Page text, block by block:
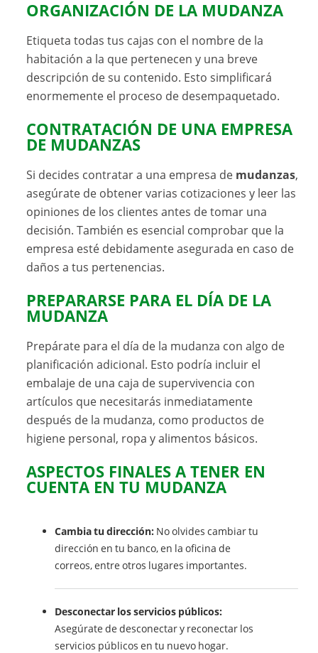
ORGANIZACIÓN DE LA MUDANZA
Etiqueta todas tus cajas con el nombre de la
habitación a la que pertenecen y una breve
descripción de su contenido. Esto simplificará
enormemente el proceso de desempaquetado.
CONTRATACIÓN DE UNA EMPRESA
DE MUDANZAS
Si decides contratar a una empresa de mudanzas,
asegúrate de obtener varias cotizaciones y leer las
opiniones de los clientes antes de tomar una
decisión. También es esencial comprobar que la
empresa esté debidamente asegurada en caso de
daños a tus pertenencias.
PREPARARSE PARA EL DÍA DE LA
MUDANZA
Prepárate para el día de la mudanza con algo de
planificación adicional. Esto podría incluir el
embalaje de una caja de supervivencia con
artículos que necesitarás inmediatamente
después de la mudanza, como productos de
higiene personal, ropa y alimentos básicos.
ASPECTOS FINALES A TENER EN
CUENTA EN TU MUDANZA
Cambia tu dirección: No olvides cambiar tu
dirección en tu banco, en la oficina de
correos, entre otros lugares importantes.
Desconectar los servicios públicos:
Asegúrate de desconectar y reconectar los
servicios públicos en tu nuevo hogar.